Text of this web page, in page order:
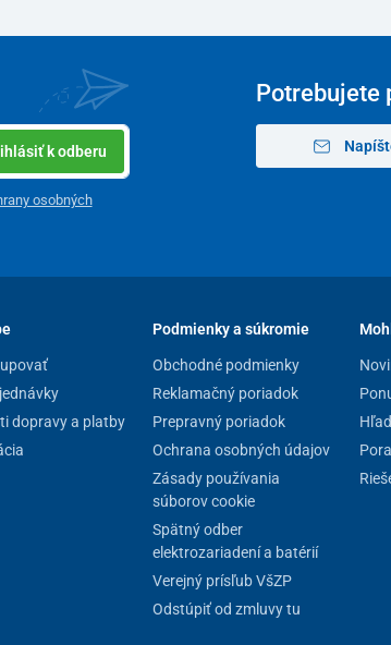
Potrebujete
k odberu
osobných
dopravy a platby
Podmienky a súkromie
Obchodné podmienky
Reklamačný poriadok
Prepravný poriadok
Ochrana osobných údajov
Zásady používania
súborov cookie
Spätný odber
elektrozariadení a batérií
Verejný prísľub VšZP
Odstúpiť od zmluvy tu